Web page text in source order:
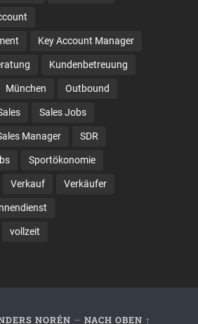
Key Account Manager
Kundenbetreuung
München Outbound
Sales Jobs
Manager SDR
Sportökonomie
Verkauf Verkäufer
vollzeit
NORÉN — NACH OBEN ↑